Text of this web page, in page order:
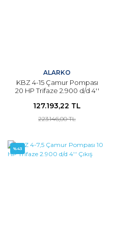
ALARKO
KBZ 4-15 Çamur Pompası
20 HP Trifaze 2.900 d/d 4''
127.193,22 TL
223.146,00 TL
%43